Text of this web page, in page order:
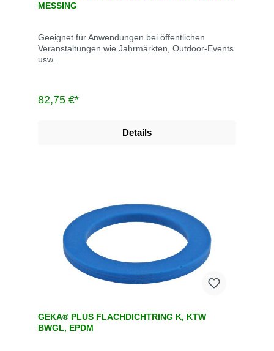
MESSING
Geeignet für Anwendungen bei öffentlichen
Veranstaltungen wie Jahrmärkten, Outdoor-Events
usw.
82,75 €*
Details
GEKA® PLUS FLACHDICHTRING K, KTW
BWGL, EPDM